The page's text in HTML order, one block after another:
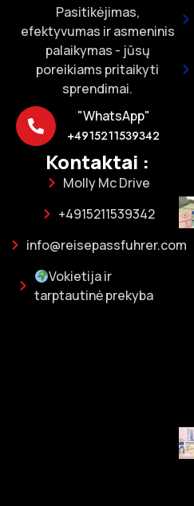
Pasitikėjimas,
efektyvumas ir asmeninis
palaikymas - jūsų
poreikiams pritaikyti
sprendimai.
"WhatsApp"
+4915211539342
Kontaktai :
Molly Mc Drive
+4915211539342
info@reisepassfuhrer.com
Vokietija ir
tarptautinė prekyba